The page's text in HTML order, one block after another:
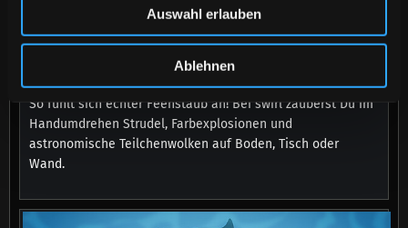
Auswahl erlauben
Ablehnen
swirl
So fühlt sich echter Feenstaub an! Bei swirl zauberst Du im
Handumdrehen Strudel, Farbexplosionen und
astronomische Teilchenwolken auf Boden, Tisch oder
Wand.